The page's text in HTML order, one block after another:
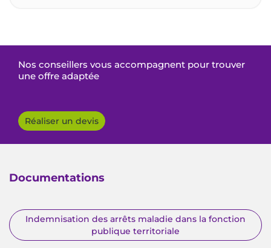
Nos conseillers vous accompagnent pour trouver
une offre adaptée
Réaliser un devis
Documentations
Indemnisation des arrêts maladie dans la fonction
publique territoriale